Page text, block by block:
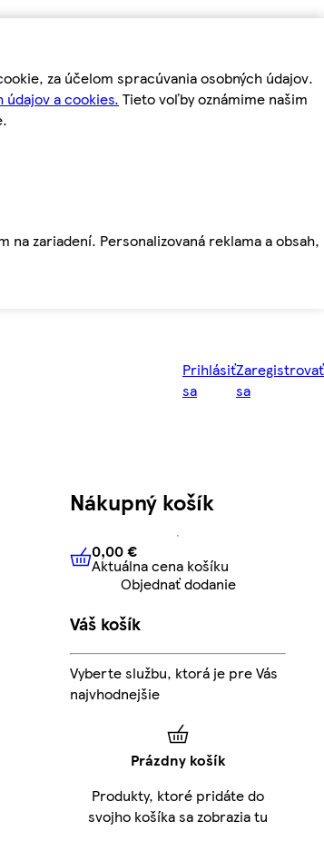
za účelom spracúvania osobných údajov.
a cookies. Tieto voľby oznámime našim
zariadení. Personalizovaná reklama a obsah,
Prihlásiť
sa
Zaregistrovať
sa
Nákupný košík
0,00 € Aktuálna cena košíku
0,00 €
Aktuálna cena košíku
Objednať dodanie
Váš košík
Vyberte službu, ktorá je pre Vás
najvhodnejšie
Prázdny košík
Produkty, ktoré pridáte do
svojho košíka sa zobrazia tu